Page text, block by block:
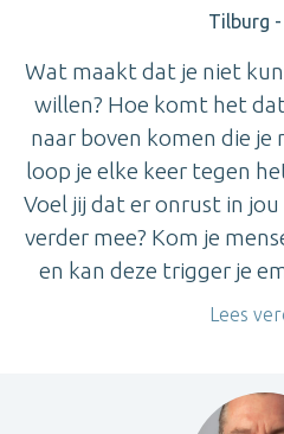
Tilburg -
Wat maakt dat je niet
willen? Hoe komt het
naar boven komen die je
loop je elke keer tegen
Voel jij dat er onrust in
verder mee? Kom je
en kan deze trigger je
Lees